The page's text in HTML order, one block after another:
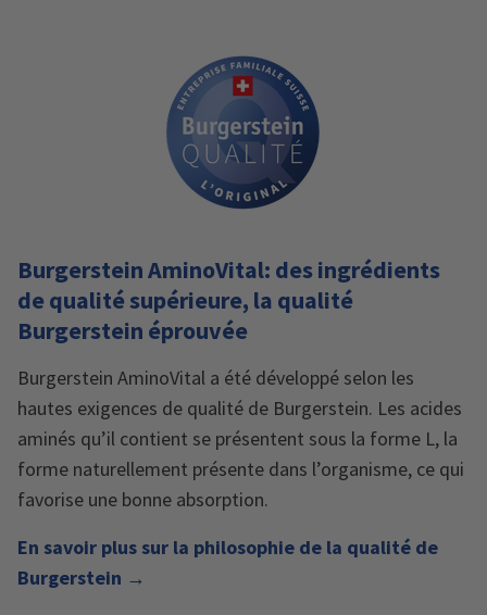
Burgerstein AminoVital: des ingrédients
de qualité supérieure, la qualité
Burgerstein éprouvée
Burgerstein AminoVital a été développé selon les
hautes exigences de qualité de Burgerstein. Les acides
aminés qu’il contient se présentent sous la forme L, la
forme naturellement présente dans l’organisme, ce qui
favorise une bonne absorption.
En savoir plus sur la philosophie de la qualité de
Burgerstein →